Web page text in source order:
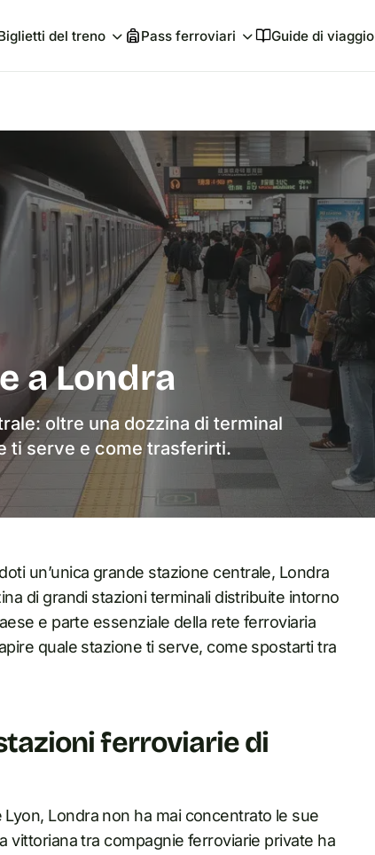
del treno Pass ferroviari Guide di viaggio
a Londra
oltre una dozzina di terminal
ti serve e come trasferirti.
un’unica grande stazione centrale, Londra
di grandi stazioni terminali distribuite intorno
e parte essenziale della rete ferroviaria
quale stazione ti serve, come spostarti tra
ferroviarie di
Lyon, Londra non ha mai concentrato le sue
vittoriana tra compagnie ferroviarie private ha